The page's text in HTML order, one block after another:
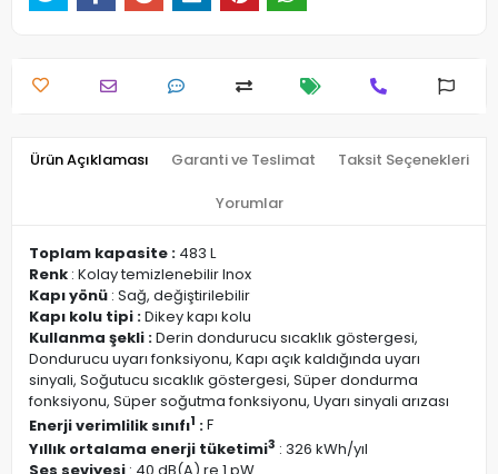
Ürün Açıklaması Garanti ve Teslimat Taksit Seçenekleri
Yorumlar
Toplam kapasite : 483 L
Renk : Kolay temizlenebilir Inox
Kapı yönü : Sağ, değiştirilebilir
Kapı kolu tipi :Dikey kapı kolu
Kullanma şekli :Derin dondurucu sıcaklık göstergesi,
Dondurucu uyarı fonksiyonu, Kapı açık kaldığında uyarı
sinyali, Soğutucu sıcaklık göstergesi, Süper dondurma
fonksiyonu, Süper soğutma fonksiyonu, Uyarı sinyali arızası
Enerji verimlilik sınıfı1 :F
Yıllık ortalama enerji tüketimi3 : 326 kWh/yıl